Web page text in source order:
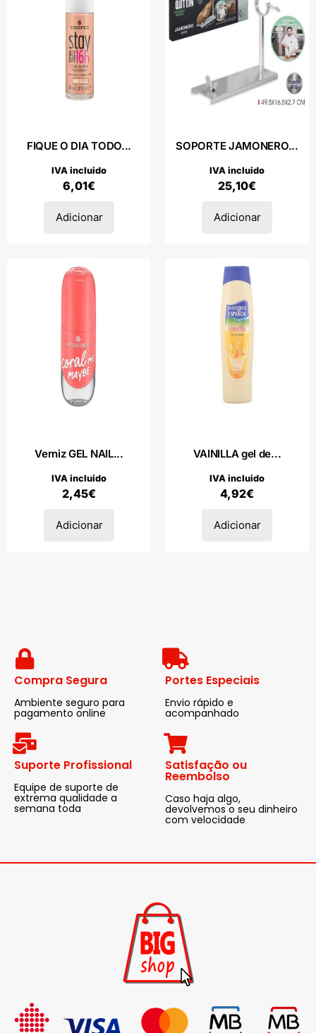
FIQUE O DIA TODO...
6,01€
IVA incluido
Adicionar
SOPORTE JAMONERO...
25,10€
IVA incluido
Adicionar
Verniz GEL NAIL...
2,45€
IVA incluido
Adicionar
VAINILLA gel de...
4,92€
IVA incluido
Adicionar
Compra Segura
Ambiente seguro para
pagamento online
Portes Especiais
Envio rápido e
acompanhado
Suporte Profissional
Equipe de suporte de
extrema qualidade a
semana toda
Satisfação ou
Reembolso
Caso haja algo,
devolvemos o seu dinheiro
com velocidade